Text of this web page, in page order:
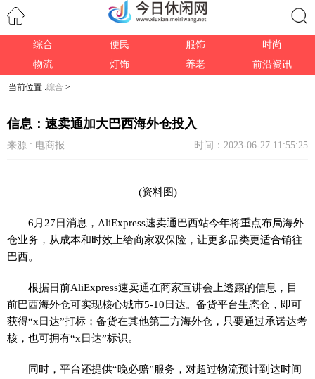
综合 便民 服饰
时尚
物流
灯饰 养老 前沿资讯
当前位置 :综合 >
信息：速卖通加大巴西海外仓投入
来源 : 电商报 时间：2023-06-27 11:55:25
(资料图)
6月27日消息，AliExpress速卖通巴西站今年将重点布局海外
仓业务，从成本和时效上给商家双保险，让更多品类更适合销往
巴西。
根据日前AliExpress速卖通在商家宣讲会上透露的信息，目
前巴西海外仓可实现核心城市5-10日达。备货平台生态仓，即可
获得“x日达”打标；备货在其他第三方海外仓，只要通过承诺达考
核，也可拥有“x日达”标识。
同时，平台还提供“晚必赔”服务，对超过物流预计到达时间